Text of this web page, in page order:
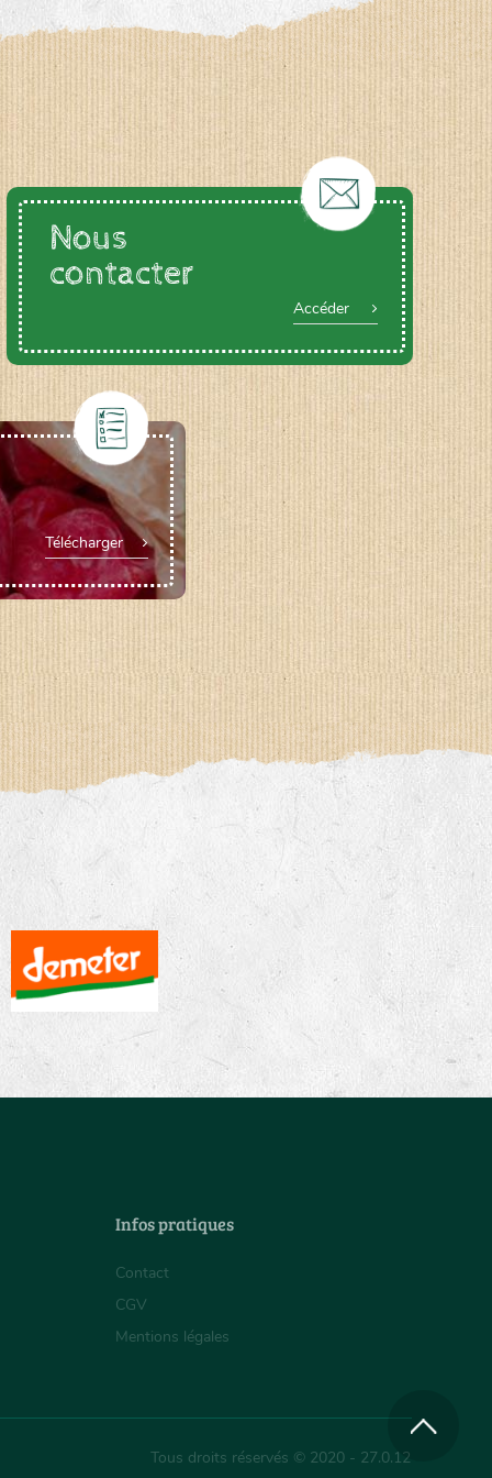
Nous
contacter
Accéder
Télécharger
Infos pratiques
Contact
CGV
Mentions légales
Tous droits réservés © 2020 - 27.0.12